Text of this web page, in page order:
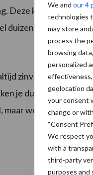
We and our 4
technologies
may store
process the
browsing
personalized
effectiveness,
geolocation
your consent
change or
“Consent
We respect
with a
third-party
purposes and
kosten kunnen
duizenden euro’s
zinvol. Want dat
je dus niet rijk als
wees je bewust